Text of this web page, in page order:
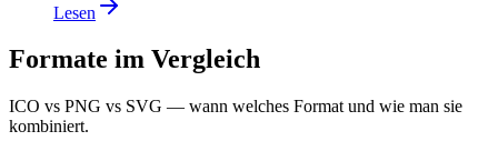
Lesen
Formate im Vergleich
ICO vs PNG vs SVG — wann welches Format und wie man sie
kombiniert.